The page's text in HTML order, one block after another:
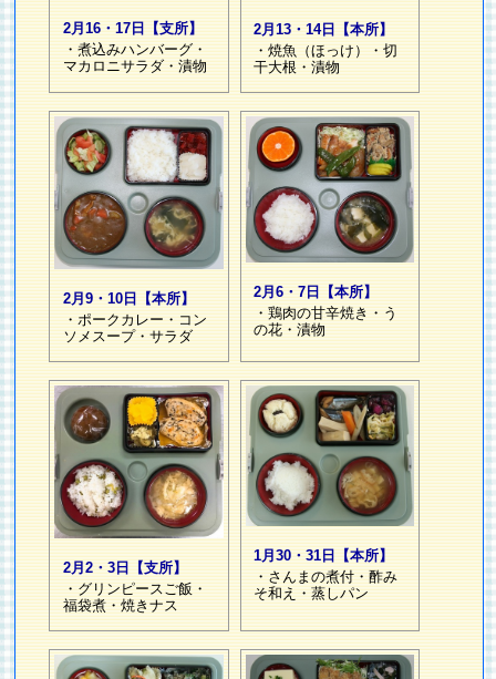
2月16・17日【支所】
・煮込みハンバーグ・
マカロニサラダ・漬物
2月13・14日【本所】
・焼魚（ほっけ）・切
干大根・漬物
2月9・10日【本所】
・ポークカレー・コン
ソメスープ・サラダ
2月6・7日【本所】
・鶏肉の甘辛焼き・う
の花・漬物
2月2・3日【支所】
・グリンピースご飯・
福袋煮・焼きナス
1月30・31日【本所】
・さんまの煮付・酢み
そ和え・蒸しパン